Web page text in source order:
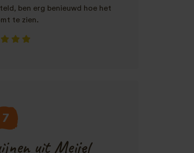
ben erg benieuwd hoe het
te zien.
7
uit Meijel